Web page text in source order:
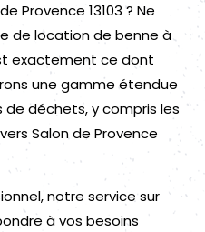
Provence 13103 ? Ne
de location de benne à
exactement ce dont
une gamme étendue
déchets, y compris les
Salon de Provence
notre service sur
à vos besoins